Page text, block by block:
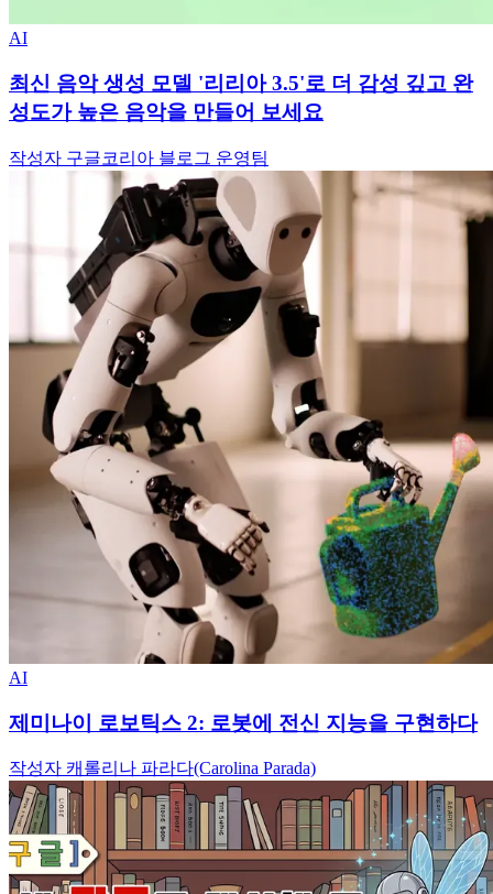
AI
최신 음악 생성 모델 '리리아 3.5'로 더 감성 깊고 완
성도가 높은 음악을 만들어 보세요
작성자 구글코리아 블로그 운영팀
AI
제미나이 로보틱스 2: 로봇에 전신 지능을 구현하다
작성자 캐롤리나 파라다(Carolina Parada)